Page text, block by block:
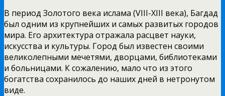
В период Золотого века ислама (VIII-XIII века), Багдад
был одним из крупнейших и самых развитых городов
мира. Его архитектура отражала расцвет науки,
искусства и культуры. Город был известен своими
великолепными мечетями, дворцами, библиотеками
и больницами. К сожалению, мало что из этого
богатства сохранилось до наших дней в нетронутом
виде.